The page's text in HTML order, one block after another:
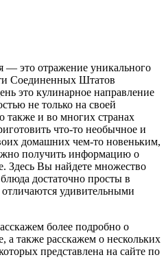
— это отражение уникального
Соединенных Штатов
это кулинарное направление
не только на своей
также и во многих странах
что-то необычное и
домашних чем-то новеньким,
получить информацию о
Здесь Вы найдете множество
достаточно просты в
удивительными
более подробно о
а также расскажем о нескольких
представлена на сайте по